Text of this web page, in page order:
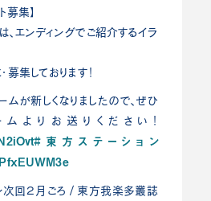
募集】
、エンディングでご紹介するイラ
募集しております！
ムが新しくなりましたので、ぜひ
よりお送りください！
#東方ステーション
回２月ごろ / 東方我楽多叢誌